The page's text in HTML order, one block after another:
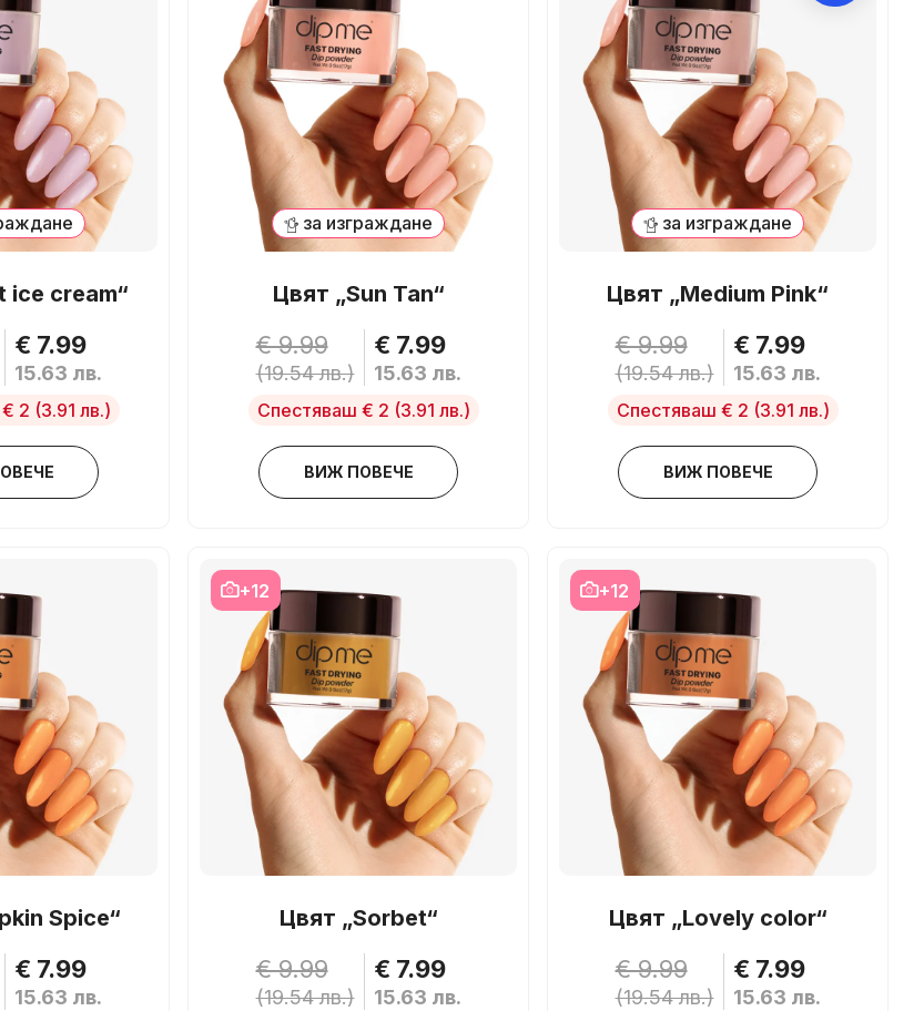
ice cream“
€ 7.99
15.63 лв.
2 (3.91 лв.)
за изграждане
Цвят „Sun Tan“
€ 9.99
(19.54 лв.)
€ 7.99
15.63 лв.
Спестяваш € 2 (3.91 лв.)
ВИЖ ПОВЕЧЕ
за изграждане
Цвят „Medium Pink“
€ 9.99
(19.54 лв.)
€ 7.99
15.63 лв.
Спестяваш € 2 (3.91 лв.)
ВИЖ ПОВЕЧЕ
Spice“
€ 7.99
15.63 лв.
+12
Цвят „Sorbet“
€ 9.99
(19.54 лв.)
€ 7.99
15.63 лв.
+12
Цвят „Lovely color“
€ 9.99
(19.54 лв.)
€ 7.99
15.63 лв.